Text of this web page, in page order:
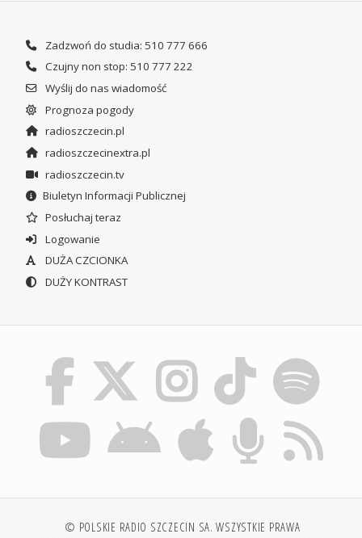
Zadzwoń do studia: 510 777 666
Czujny non stop: 510 777 222
Wyślij do nas wiadomość
Prognoza pogody
radioszczecin.pl
radioszczecinextra.pl
radioszczecin.tv
Biuletyn Informacji Publicznej
Posłuchaj teraz
Logowanie
DUŻA CZCIONKA
DUŻY KONTRAST
© POLSKIE RADIO SZCZECIN SA. WSZYSTKIE PRAWA